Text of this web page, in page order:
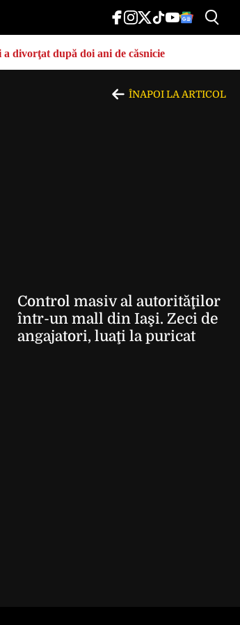
divorţat după doi ani de căsnicie
ÎNAPOI LA ARTICOL
Control masiv al autorităţilor
într-un mall din Iaşi. Zeci de
angajatori, luaţi la puricat